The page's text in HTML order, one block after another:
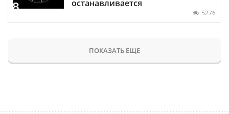
останавливается
5276
ПОКАЗАТЬ ЕЩЕ